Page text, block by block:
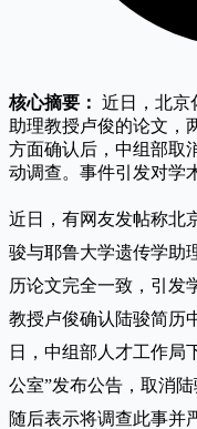
核心摘要： 近日，北京
助理教授卢俊的论文，
方面确认后，中组部取
动调查。事件引发对学
近日，有网友发帖称北
骏与耶鲁大学遗传学助
历论文完全一致，引发
教授卢俊确认陆骏简历
日，中组部人才工作局
公室”发布公告，取消
随后表示将调查此事并